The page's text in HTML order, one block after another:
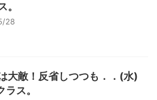
。
28
大敵！反省しつつも．．(水)
ス。